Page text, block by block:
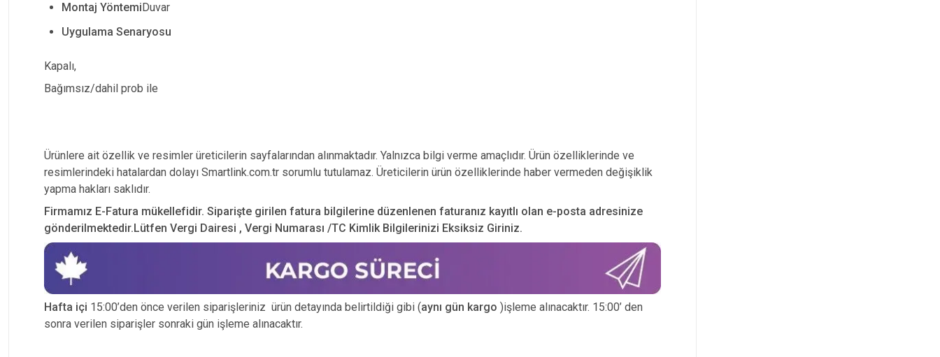
Montaj Yöntemi Duvar
Uygulama Senaryosu
Kapalı,
Bağımsız/dahil prob ile
Ürünlere ait özellik ve resimler üreticilerin sayfalarından alınmaktadır. Yalnızca bilgi verme amaçlıdır. Ürün özelliklerinde ve
resimlerindeki hatalardan dolayı Smartlink.com.tr sorumlu tutulamaz. Üreticilerin ürün özelliklerinde haber vermeden değişiklik
yapma hakları saklıdır.
Firmamız E-Fatura mükellefidir. Siparişte girilen fatura bilgilerine düzenlenen faturanız kayıtlı olan e-posta adresinize
gönderilmektedir.Lütfen Vergi Dairesi , Vergi Numarası /TC Kimlik Bilgilerinizi Eksiksiz Giriniz.
Hafta içi 15:00’den önce verilen siparişleriniz ürün detayında belirtildiği gibi (aynı gün kargo )işleme alınacaktır. 15:00’ den
sonra verilen siparişler sonraki gün işleme alınacaktır.